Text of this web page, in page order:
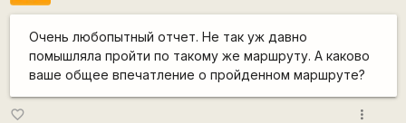
Очень любопытный отчет. Не так уж давно
помышляла пройти по такому же маршруту. А каково
ваше общее впечатление о пройденном маршруте?
favorite_border more_vert